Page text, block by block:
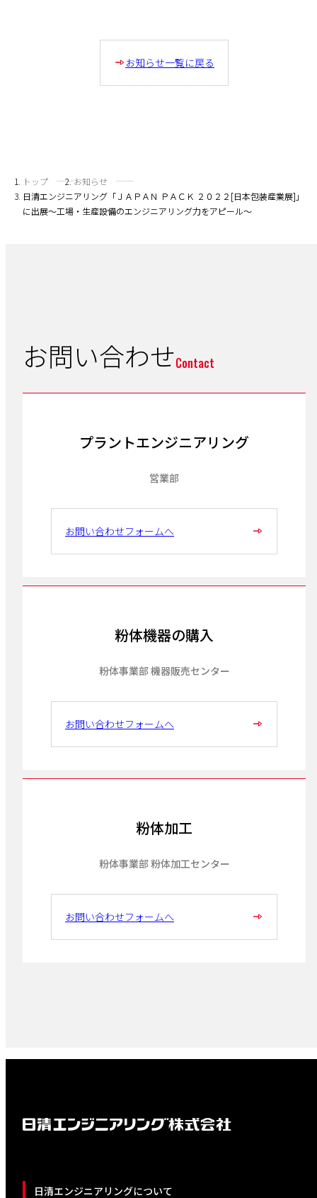
お知らせ一覧に戻る
トップ
お知らせ
日清エンジニアリング「ＪＡＰＡＮ ＰＡＣＫ ２０２２[日本包装産業展]」
に出展～工場・生産設備のエンジニアリング力をアピール～
お問い合わせContact
プラントエンジニアリング
営業部
お問い合わせフォームへ
粉体機器の購入
粉体事業部 機器販売センター
お問い合わせフォームへ
粉体加工
粉体事業部 粉体加工センター
お問い合わせフォームへ
日清エンジニアリングについて